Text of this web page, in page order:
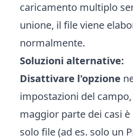
caricamento multiplo
unione, il file viene
normalmente.
Soluzioni alternative:
Disattivare l'opzione
impostazioni del
maggior parte dei casi
solo file (ad es. solo un